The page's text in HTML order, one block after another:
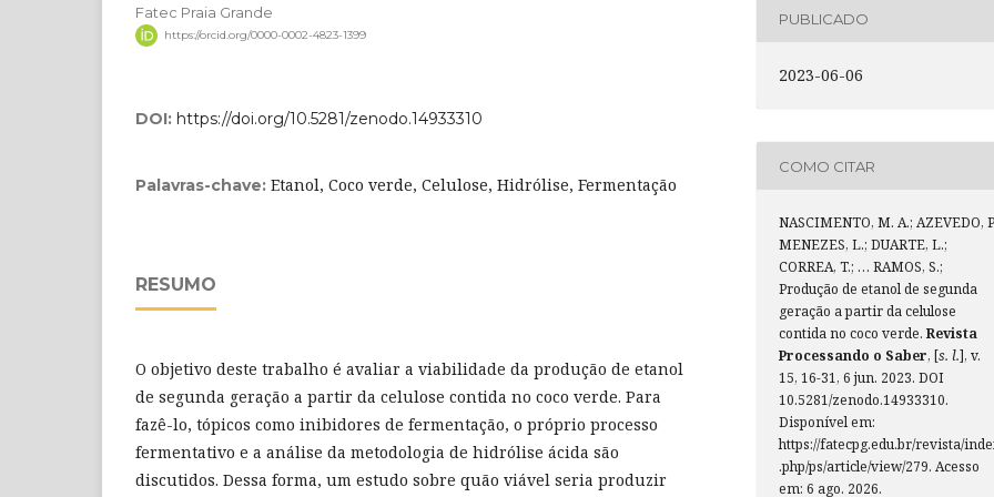
Fatec Praia Grande
https://orcid.org/0000-0002-4823-1399
DOI: https://doi.org/10.5281/zenodo.14933310
Palavras-chave: Etanol, Coco verde, Celulose, Hidrólise, Fermentação
RESUMO
O objetivo deste trabalho é avaliar a viabilidade da produção de etanol
de segunda geração a partir da celulose contida no coco verde. Para
fazê-lo, tópicos como inibidores de fermentação, o próprio processo
fermentativo e a análise da metodologia de hidrólise ácida são
discutidos. Dessa forma, um estudo sobre quão viável seria produzir
PUBLICADO
2023-06-06
COMO CITAR
NASCIMENTO, M. A.; AZEVEDO,
MENEZES, L.; DUARTE, L.;
CORREA, T.; … RAMOS, S.;
Produção de etanol de segunda
geração a partir da celulose
contida no coco verde. Revista
Processando o Saber, [s. l.], v.
15, 16-31, 6 jun. 2023. DOI
10.5281/zenodo.14933310.
Disponível em:
https://fatecpg.edu.br/revista/
.php/ps/article/view/279. Acesso
em: 6 ago. 2026.